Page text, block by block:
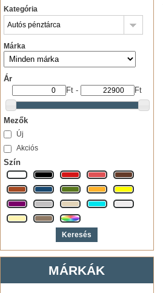
Kategória
Márka
Ár
Ft - Ft
Mezők
Új
Akciós
Szín
MÁRKÁK